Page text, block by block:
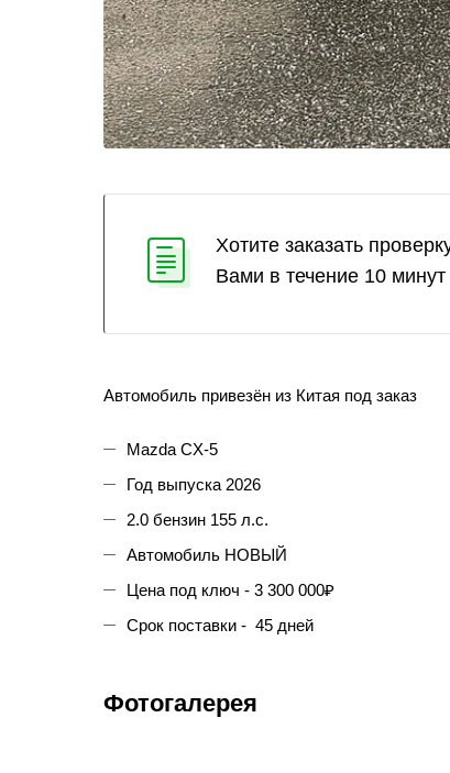
Хотите заказать
Вами в течение 10 минут
Автомобиль привезён из Китая под заказ
Mazda CX-5
Год выпуска 2026
2.0 бензин 155 л.с.
Автомобиль НОВЫЙ
Цена под ключ - 3 300 000₽
Срок поставки - 45 дней
Фотогалерея